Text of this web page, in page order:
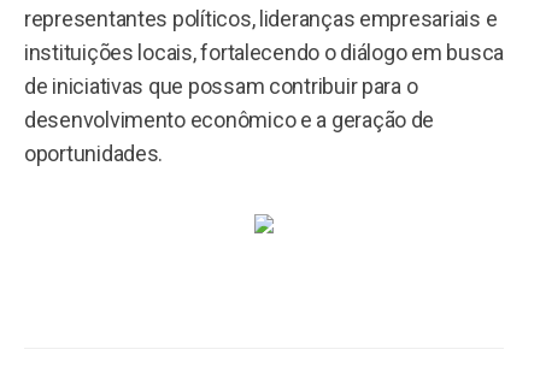
representantes políticos, lideranças empresariais e
instituições locais, fortalecendo o diálogo em busca
de iniciativas que possam contribuir para o
desenvolvimento econômico e a geração de
oportunidades.